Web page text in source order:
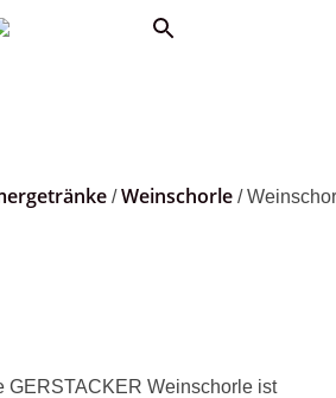
/Weinschorle/
GERSTACKER Weinschorle ist